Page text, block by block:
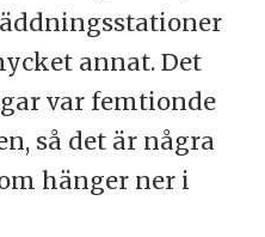
annat. Det
var femtionde
så det är några
hänger ner i